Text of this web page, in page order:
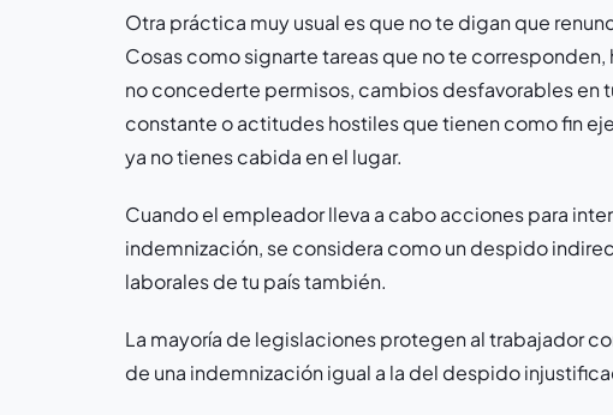
Otra práctica muy usual es que no te digan que
Cosas como signarte tareas que no te
no concederte permisos, cambios desfavorables
constante o actitudes hostiles que tienen como fin
ya no tienes cabida en el lugar.
Cuando el empleador lleva a cabo acciones para
indemnización, se considera como un despido
laborales de tu país también.
La mayoría de legislaciones protegen al trabajador
de una indemnización igual a la del despido